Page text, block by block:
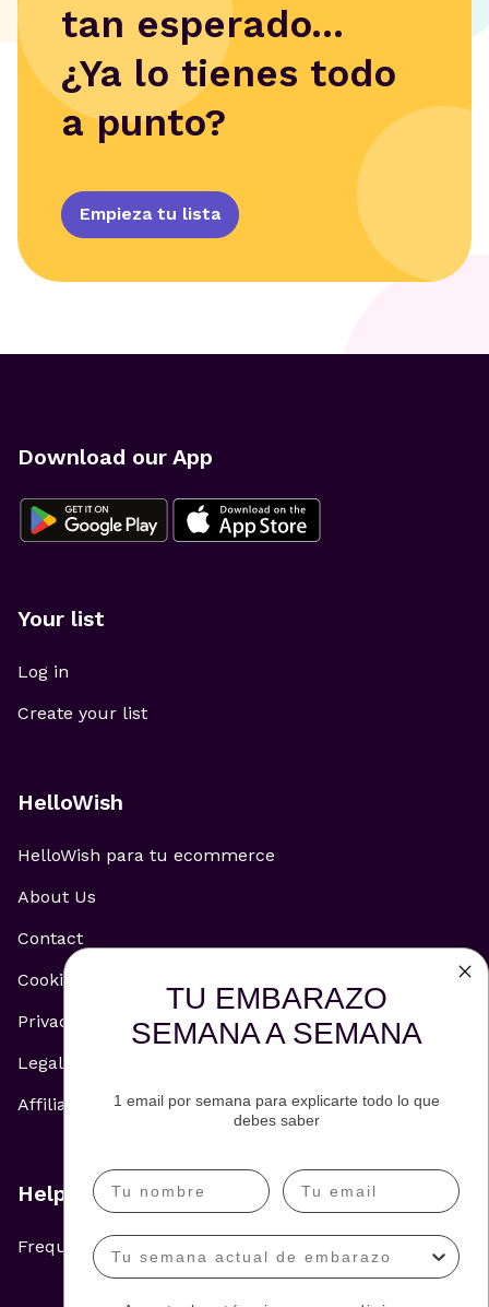
tan esperado...
¿Ya lo tienes todo
a punto?
Empieza tu lista
Download our App
Your list
Log in
Create your list
HelloWish
HelloWish para tu ecommerce
About Us
Contact
Cookie Policy
Privacy Policy
Legal Notice
Affiliate and Advertising Policy
Help
Frequently Asked Questions
TU EMBARAZO
SEMANA A SEMANA
1 email por semana para explicarte todo lo que
debes saber